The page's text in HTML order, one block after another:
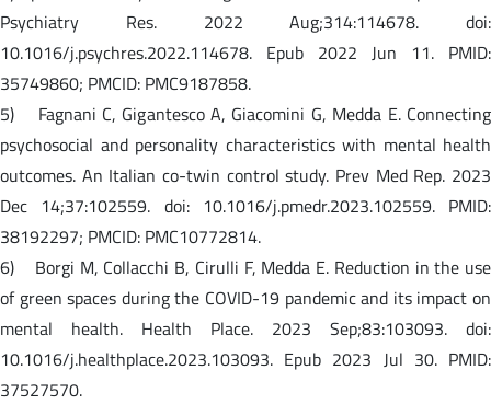
Psychiatry Res. 2022 Aug;314:114678. doi:
10.1016/j.psychres.2022.114678. Epub 2022 Jun 11. PMID:
35749860; PMCID: PMC9187858.
5) Fagnani C, Gigantesco A, Giacomini G, Medda E. Connecting
psychosocial and personality characteristics with mental health
outcomes. An Italian co-twin control study. Prev Med Rep. 2023
Dec 14;37:102559. doi: 10.1016/j.pmedr.2023.102559. PMID:
38192297; PMCID: PMC10772814.
6) Borgi M, Collacchi B, Cirulli F, Medda E. Reduction in the use
of green spaces during the COVID-19 pandemic and its impact on
mental health. Health Place. 2023 Sep;83:103093. doi:
10.1016/j.healthplace.2023.103093. Epub 2023 Jul 30. PMID:
37527570.